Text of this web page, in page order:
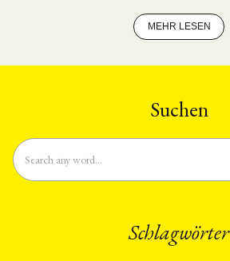
MEHR LESEN
Suchen
Schlagwörter